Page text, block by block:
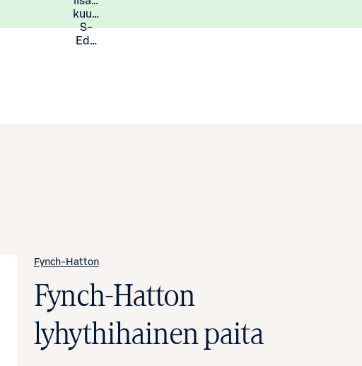
kuukauden
S-
Eduista
Fynch-Hatton
Fynch-Hatton
lyhythihainen paita